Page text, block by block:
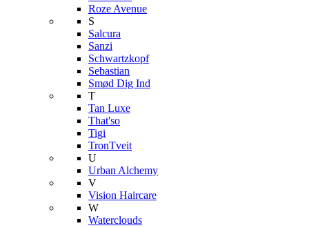
Roze Avenue
S
Salcura
Sanzi
Schwartzkopf
Sebastian
Smød Dig Ind
T
Tan Luxe
That'so
Tigi
TronTveit
U
Urban Alchemy
V
Vision Haircare
W
Waterclouds